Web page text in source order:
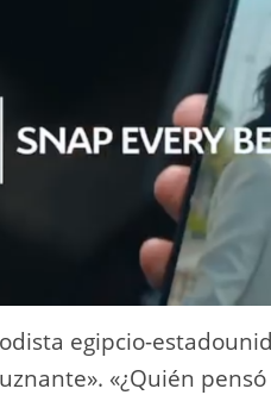
egipcio-
«¿Quién